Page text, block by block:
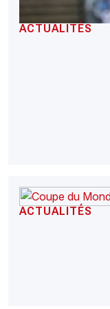
ACTUALITÉS
ACTUALITÉS